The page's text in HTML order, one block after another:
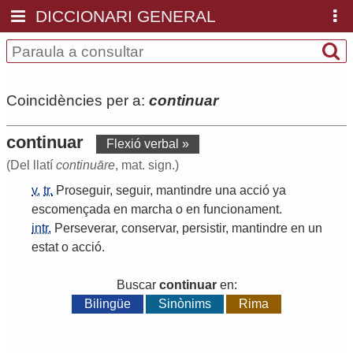
DICCIONARI GENERAL
Coincidències per a: continuar
continuar
Flexió verbal »
(Del llatí continuāre, mat. sign.)
v. tr. Proseguir, seguir, mantindre una acció ya
escomençada en marcha o en funcionament.
intr. Perseverar, conservar, persistir, mantindre en un
estat o acció.
Buscar continuaren:
Bilingüe
Sinònims Rima